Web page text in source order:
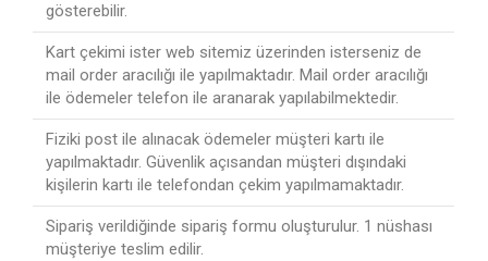
gösterebilir.
Kart çekimi ister web sitemiz üzerinden isterseniz de
mail order aracılığı ile yapılmaktadır. Mail order aracılığı
ile ödemeler telefon ile aranarak yapılabilmektedir.
Fiziki post ile alınacak ödemeler müşteri kartı ile
yapılmaktadır. Güvenlik açısandan müşteri dışındaki
kişilerin kartı ile telefondan çekim yapılmamaktadır.
Sipariş verildiğinde sipariş formu oluşturulur. 1 nüshası
müşteriye teslim edilir.